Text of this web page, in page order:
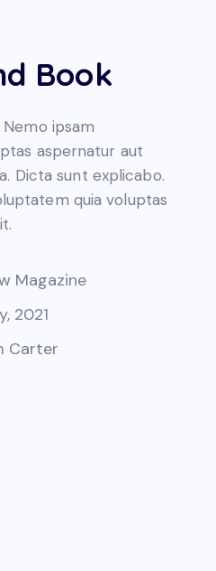
Book
ipsam
aspernatur aut
Dicta sunt explicabo.
quia voluptas
Magazine
2021
Carter